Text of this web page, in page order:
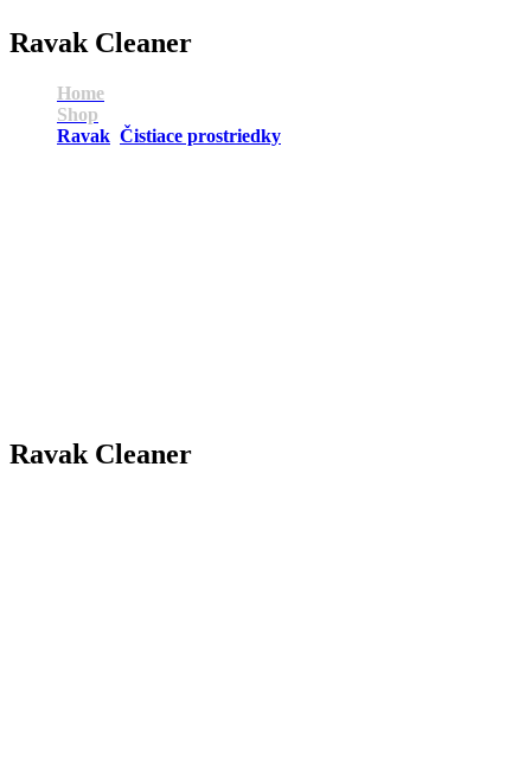
Ravak Cleaner
Home
Shop
Ravak Čistiace prostriedky
Ravak Cleaner